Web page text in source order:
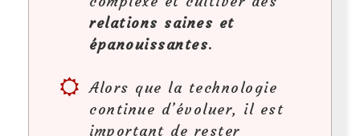
relations saines et
épanouissantes.
Alors que la technologie
continue d’évoluer, il est
important de rester